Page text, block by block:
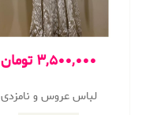
3,500,000 تومان
لباس عروس و نامزدی